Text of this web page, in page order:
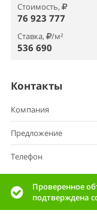
Стоимость,
76 923 777
Ставка, /м²
536 690
Контакты
Компания
Предложение
Телефон
Проверенное
подтверждена